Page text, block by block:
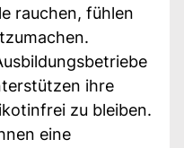
rauchen, fühlen
ihre
zu bleiben.
eine